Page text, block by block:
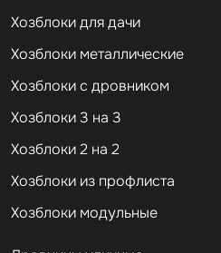
Хозблоки для дачи
Хозблоки металлические
Хозблоки с дровником
Хозблоки 3 на 3
Хозблоки 2 на 2
Хозблоки из профлиста
Хозблоки модульные